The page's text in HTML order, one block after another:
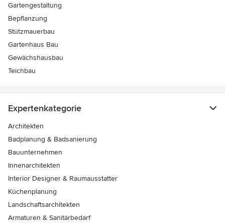
Gartengestaltung
Bepflanzung
Stützmauerbau
Gartenhaus Bau
Gewächshausbau
Teichbau
Expertenkategorie
Architekten
Badplanung & Badsanierung
Bauunternehmen
Innenarchitekten
Interior Designer & Raumausstatter
Küchenplanung
Landschaftsarchitekten
Armaturen & Sanitärbedarf